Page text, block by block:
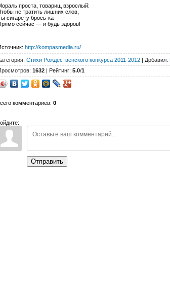
проста, товарищ взрослый:
не тратить лишних слов,
сигарету брось-ка
сейчас — и будь здоров!
: http://kompasmedia.ru/
: Стихи Рождественского конкурса 2011-2012 | Добавил:
: 1632 | Рейтинг: 5.0/1
комментариев: 0
Отправить